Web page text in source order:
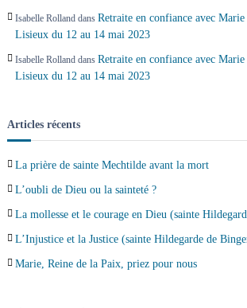
Isabelle Rollanddans Retraite en confiance avec
Lisieux du 12 au 14 mai 2023
Isabelle Rollanddans Retraite en confiance avec
Lisieux du 12 au 14 mai 2023
Articles récents
La prière de sainte Mechtilde avant la mort
L’oubli de Dieu ou la sainteté ?
La mollesse et le courage en Dieu (sainte
L’Injustice et la Justice (sainte Hildegarde de
Marie, Reine de la Paix, priez pour nous